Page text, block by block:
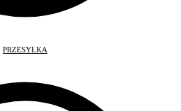
PRZESYŁKA